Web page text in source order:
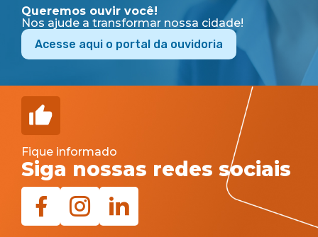
Queremos ouvir você!
Nos ajude a transformar nossa cidade!
Acesse aqui o portal da ouvidoria
Fique informado
Siga nossas redes sociais